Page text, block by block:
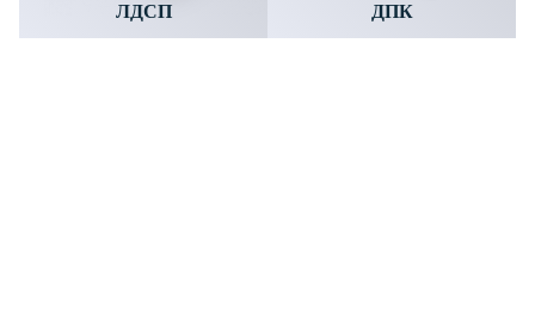
ЛДСП
ДПК